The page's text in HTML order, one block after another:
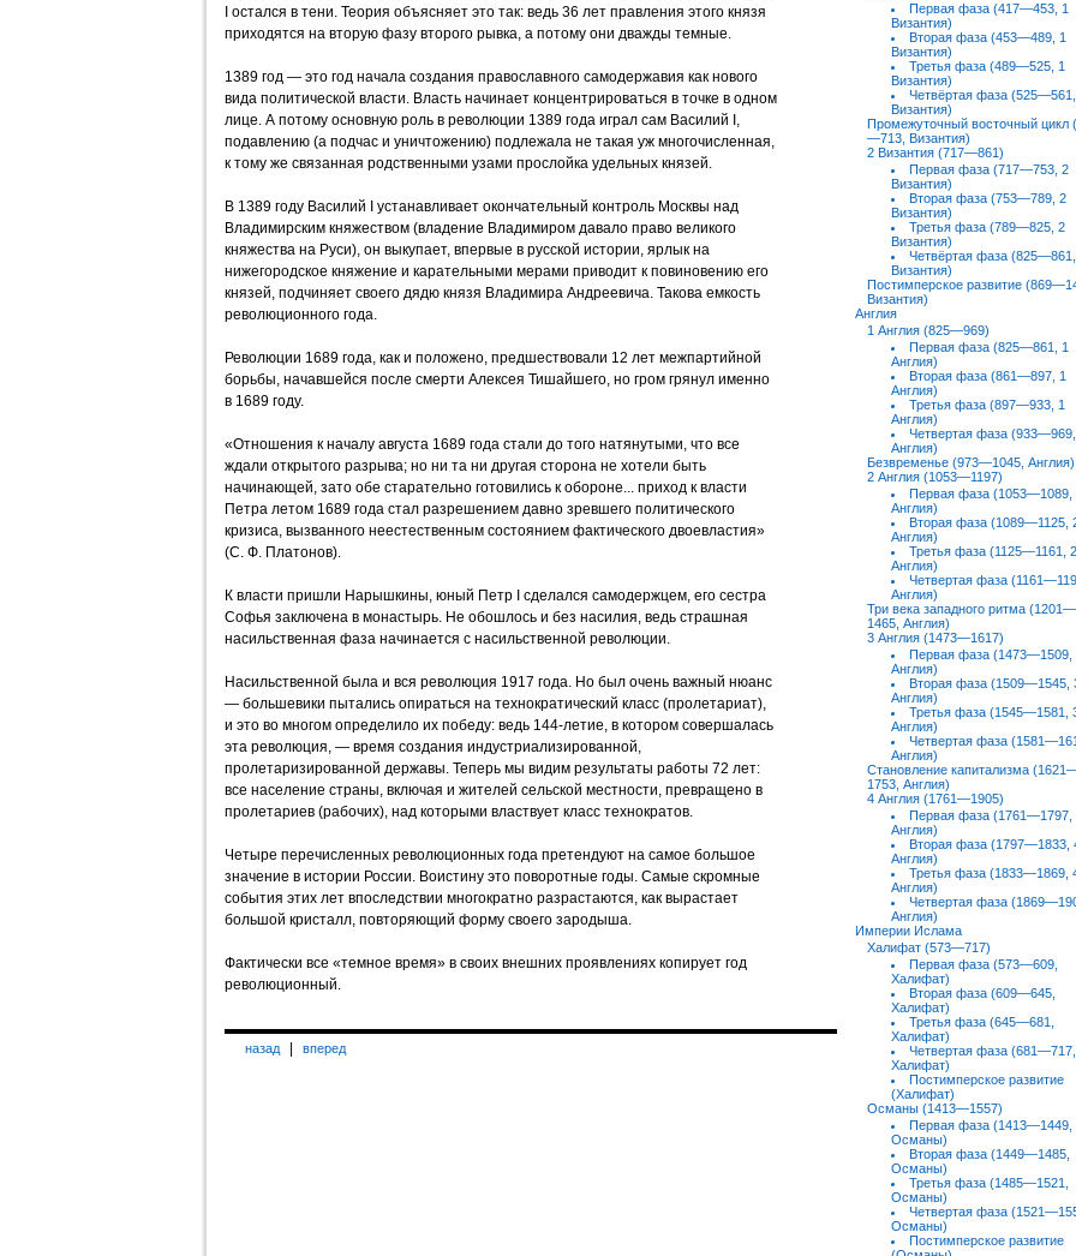
I остался в тени. Теория объясняет это так: ведь 36 лет правления этого князя
приходятся на вторую фазу второго рывка, а потому они дважды темные.
1389 год — это год начала создания православного самодержавия как нового
вида политической власти. Власть начинает концентрироваться в точке в одном
лице. А потому основную роль в революции 1389 года играл сам Василий I,
подавлению (а подчас и уничтожению) подлежала не такая уж многочисленная,
к тому же связанная родственными узами прослойка удельных князей.
В 1389 году Василий I устанавливает окончательный контроль Москвы над
Владимирским княжеством (владение Владимиром давало право великого
княжества на Руси), он выкупает, впервые в русской истории, ярлык на
нижегородское княжение и карательными мерами приводит к повиновению его
князей, подчиняет своего дядю князя Владимира Андреевича. Такова емкость
революционного года.
Революции 1689 года, как и положено, предшествовали 12 лет межпартийной
борьбы, начавшейся после смерти Алексея Тишайшего, но гром грянул именно
в 1689 году.
«Отношения к началу августа 1689 года стали до того натянутыми, что все
ждали открытого разрыва; но ни та ни другая сторона не хотели быть
начинающей, зато обе старательно готовились к обороне... приход к власти
Петра летом 1689 года стал разрешением давно зревшего политического
кризиса, вызванного неестественным состоянием фактического двоевластия»
(С. Ф. Платонов).
К власти пришли Нарышкины, юный Петр I сделался самодержцем, его сестра
Софья заключена в монастырь. Не обошлось и без насилия, ведь страшная
насильственная фаза начинается с насильственной революции.
Насильственной была и вся революция 1917 года. Но был очень важный нюанс
— большевики пытались опираться на технократический класс (пролетариат),
и это во многом определило их победу: ведь 144-летие, в котором совершалась
эта революция, — время создания индустриализированной,
пролетаризированной державы. Теперь мы видим результаты работы 72 лет:
все население страны, включая и жителей сельской местности, превращено в
пролетариев (рабочих), над которыми властвует класс технократов.
Четыре перечисленных революционных года претендуют на самое большое
значение в истории России. Воистину это поворотные годы. Самые скромные
события этих лет впоследствии многократно разрастаются, как вырастает
большой кристалл, повторяющий форму своего зародыша.
Фактически все «темное время» в своих внешних проявлениях копирует год
революционный.
назад вперед
Первая фаза (417—453, 1
Византия)
Вторая фаза (453—489, 1
Византия)
Третья фаза (489—525, 1
Византия)
Четвёртая фаза (525—561,
Византия)
Промежуточный восточный цикл
—713, Византия)
2 Византия (717—861)
Первая фаза (717—753, 2
Византия)
Вторая фаза (753—789, 2
Византия)
Третья фаза (789—825, 2
Византия)
Четвёртая фаза
Византия)
Постимперское развитие
Византия)
Англия
1 Англия (825—969)
Первая фаза (825—861, 1
Англия)
Вторая фаза (861—897, 1
Англия)
Третья фаза (897—933, 1
Англия)
Четвертая фаза (933—969,
Англия)
Безвременье (973—1045, Англия)
2 Англия (1053—1197)
Первая фаза (1053—1089,
Англия)
Вторая фаза (1089—1125,
Англия)
Третья фаза (1125—1161, 2
Англия)
Четвертая фаза
Англия)
Три века западного ритма (1201—
1465, Англия)
3 Англия (1473—1617)
Первая фаза (1473—1509,
Англия)
Вторая фаза (1509—1545,
Англия)
Третья фаза (1545—1581,
Англия)
Четвертая фаза
Англия)
Становление капитализма
1753, Англия)
4 Англия (1761—1905)
Первая фаза (1761—1797,
Англия)
Вторая фаза (1797—1833,
Англия)
Третья фаза (1833—1869,
Англия)
Четвертая фаза
Англия)
Империи Ислама
Халифат (573—717)
Первая фаза (573—609,
Халифат)
Вторая фаза (609—645,
Халифат)
Третья фаза (645—681,
Халифат)
Четвертая фаза (681—717,
Халифат)
Постимперское развитие
(Халифат)
Османы (1413—1557)
Первая фаза (1413—1449,
Османы)
Вторая фаза (1449—1485,
Османы)
Третья фаза (1485—1521,
Османы)
Четвертая фаза
Османы)
Постимперское развитие